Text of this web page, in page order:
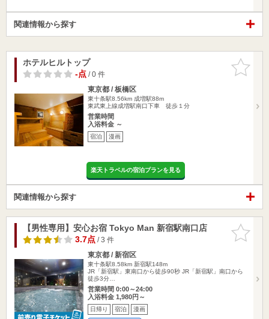
関連情報から探す
お気に入
りに追加
ホテルヒルトップ
-点/ 0 件
東京都 / 板橋区
東十条駅8.56km 成増駅88m
東武東上線成増駅南口下車 徒歩１分
営業時間
入浴料金 ～
宿泊 漫画
楽天トラベルの宿泊プランを見る
関連情報から探す
お気に入
りに追加
【男性専用】安心お宿 Tokyo Man 新宿駅南口店
3.7点/ 3 件
東京都 / 新宿区
東十条駅8.58km 新宿駅148m
JR「新宿駅」東南口から徒歩90秒 JR「新宿駅」南口から
徒歩3分…
営業時間 0:00～24:00
入浴料金 1,980円～
日帰り 宿泊 漫画